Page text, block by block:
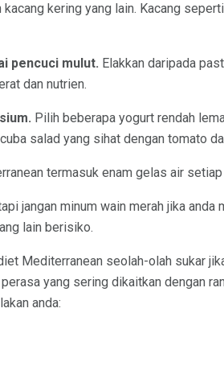
kering yang lain. Kacang
pencuci mulut. Elakkan daripada
dan nutrien.
Pilih beberapa yogurt rendah
salad yang sihat dengan tomato
termasuk enam gelas air
jangan minum wain merah jika anda
lain berisiko.
Mediterranean seolah-olah sukar
yang sering dikaitkan dengan
anda: